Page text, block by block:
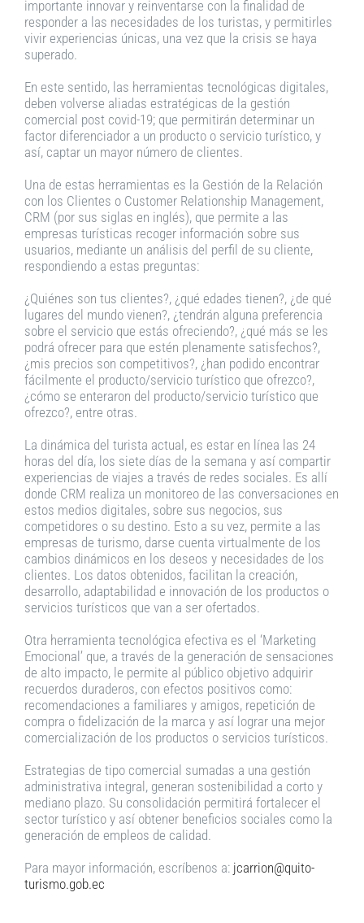
importante innovar y reinventarse con la finalidad de
responder a las necesidades de los turistas, y permitirles
vivir experiencias únicas, una vez que la crisis se haya
superado.
En este sentido, las herramientas tecnológicas digitales,
deben volverse aliadas estratégicas de la gestión
comercial post covid-19; que permitirán determinar un
factor diferenciador a un producto o servicio turístico, y
así, captar un mayor número de clientes.
Una de estas herramientas es la Gestión de la Relación
con los Clientes o Customer Relationship Management,
CRM (por sus siglas en inglés), que permite a las
empresas turísticas recoger información sobre sus
usuarios, mediante un análisis del perfil de su cliente,
respondiendo a estas preguntas:
¿Quiénes son tus clientes?, ¿qué edades tienen?, ¿de qué
lugares del mundo vienen?, ¿tendrán alguna preferencia
sobre el servicio que estás ofreciendo?, ¿qué más se les
podrá ofrecer para que estén plenamente satisfechos?,
¿mis precios son competitivos?, ¿han podido encontrar
fácilmente el producto/servicio turístico que ofrezco?,
¿cómo se enteraron del producto/servicio turístico que
ofrezco?, entre otras.
La dinámica del turista actual, es estar en línea las 24
horas del día, los siete días de la semana y así compartir
experiencias de viajes a través de redes sociales. Es allí
donde CRM realiza un monitoreo de las conversaciones en
estos medios digitales, sobre sus negocios, sus
competidores o su destino. Esto a su vez, permite a las
empresas de turismo, darse cuenta virtualmente de los
cambios dinámicos en los deseos y necesidades de los
clientes. Los datos obtenidos, facilitan la creación,
desarrollo, adaptabilidad e innovación de los productos o
servicios turísticos que van a ser ofertados.
Otra herramienta tecnológica efectiva es el ‘Marketing
Emocional’ que, a través de la generación de sensaciones
de alto impacto, le permite al público objetivo adquirir
recuerdos duraderos, con efectos positivos como:
recomendaciones a familiares y amigos, repetición de
compra o fidelización de la marca y así lograr una mejor
comercialización de los productos o servicios turísticos.
Estrategias de tipo comercial sumadas a una gestión
administrativa integral, generan sostenibilidad a corto y
mediano plazo. Su consolidación permitirá fortalecer el
sector turístico y así obtener beneficios sociales como la
generación de empleos de calidad.
Para mayor información, escríbenos a: jcarrion@quito-
turismo.gob.ec